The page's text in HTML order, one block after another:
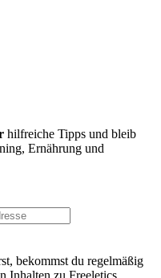
hilfreiche Tipps und bleib
Ernährung und
bekommst du regelmäßig
Inhalten zu Freeletics